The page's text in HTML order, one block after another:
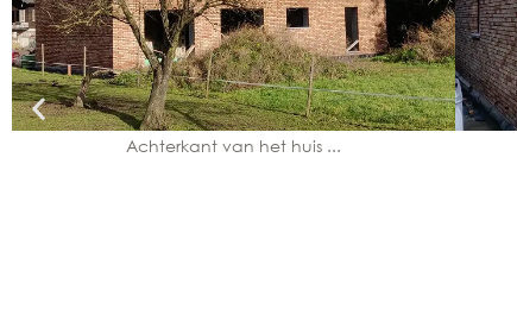
Achterkant van het huis ...